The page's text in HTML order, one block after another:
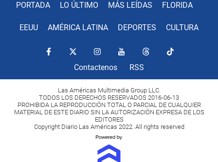
PORTADA LO ÚLTIMO MÁS LEÍDAS FLORIDA
EEUU AMÉRICA LATINA DEPORTES CULTURA
Contactenos RSS
Las Américas Multimedia Group LLC.
TODOS LOS DERECHOS RESERVADOS 2016-06-13
PROHIBIDA LA REPRODUCCIÓN TOTAL O PARCIAL DE CUALQUIER
MATERIAL DE ESTE DIARIO SIN LA AUTORIZACIÓN EXPRESA DE LOS
EDITORES
Copyright Diario Las Américas 2022. All rights reserved